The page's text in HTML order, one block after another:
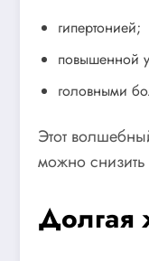
гипертонией;
повышенной
головными
Этот
можно
Долгая